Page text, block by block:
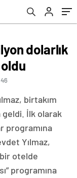
dolarlık
birtakım
geldi. İlk olarak
programına
Yılmaz,
bir otelde
programına